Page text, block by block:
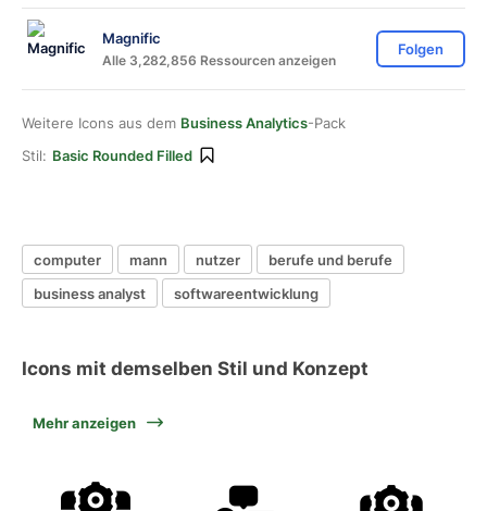
Magnific
Alle 3,282,856 Ressourcen anzeigen
Folgen
Weitere Icons aus dem Business Analytics-Pack
Stil: Basic Rounded Filled
computer mann nutzer
berufe und berufe
business analyst
softwareentwicklung
Icons mit demselben Stil und Konzept
Mehr anzeigen